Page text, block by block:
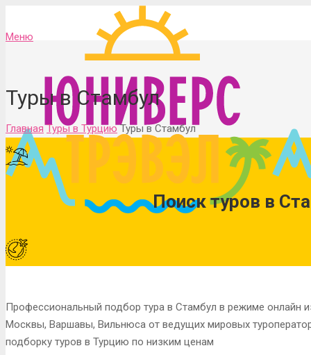
Меню
Туры в Стамбул
Главная Туры в Турцию Туры в Стамбул
Поиск туров в
Профессиональный подбор тура в Стамбул в режиме онлайн
Москвы, Варшавы, Вильнюса от ведущих мировых
подборку туров в Турцию по низким ценам